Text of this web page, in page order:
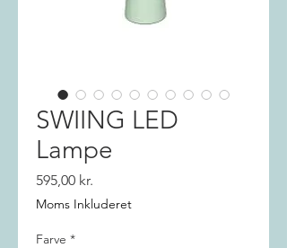
SWIING LED
Lampe
595,00 kr.
Moms Inkluderet
Farve *